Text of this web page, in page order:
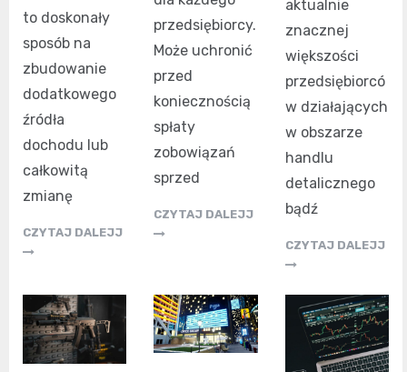
to doskonały
sposób na
zbudowanie
dodatkowego
źródła
dochodu lub
całkowitą
zmianę
CZYTAJ DALEJJ
przedsiębiorcy.
Może uchronić
przed
koniecznością
spłaty
zobowiązań
sprzed
CZYTAJ DALEJJ
aktualnie
znacznej
większości
przedsiębiorcó
w działających
w obszarze
handlu
detalicznego
bądź
CZYTAJ DALEJJ